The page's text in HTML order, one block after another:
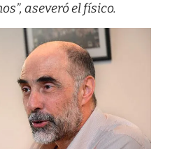
aseveró el físico.